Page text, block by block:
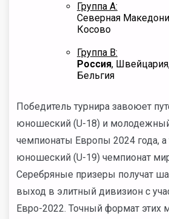
Группа А:
Северная
Косово
Группа B:
Россия,
Бельгия
Победитель турнира завоюет
юношеский (U-18) и
чемпионаты Европы 2024 года, а
юношеский (U-19) чемпионат
Серебряные призеры получат
выход в элитный дивизион с
Евро-2022. Точный формат этих